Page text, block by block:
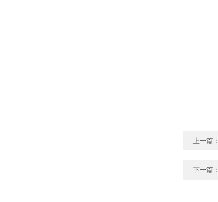
上一篇
下一篇